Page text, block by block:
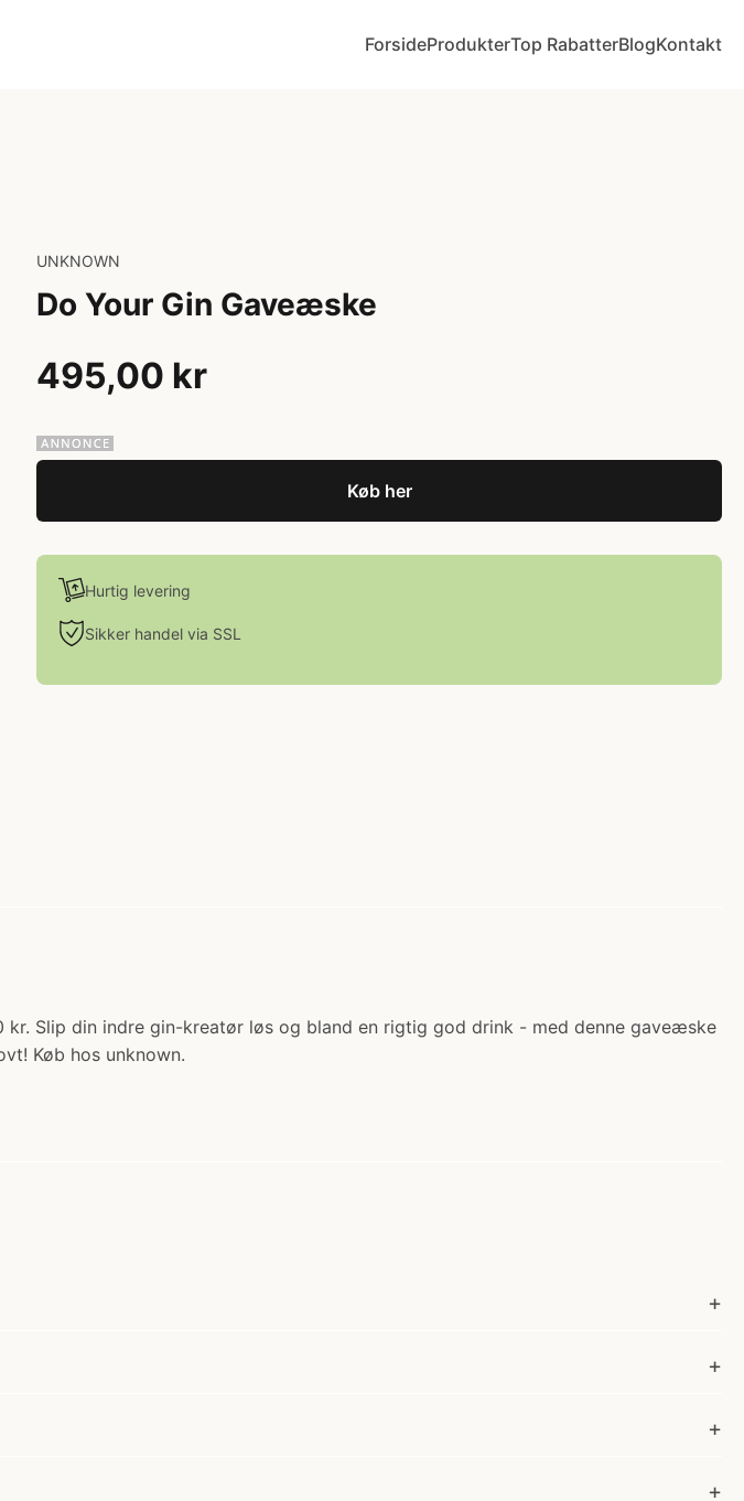
ForsideProdukterTop RabatterBlogKontakt
UNKNOWN
Do Your Gin Gaveæske
495,00 kr
Køb her
Hurtig levering
Sikker handel via SSL
Slip din indre gin-kreatør løs og bland en rigtig god drink - med denne gaveæske
Køb hos unknown.